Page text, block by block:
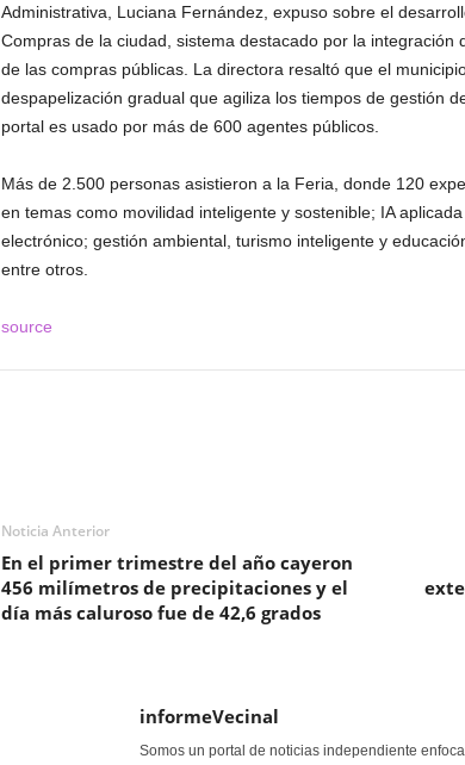
Administrativa, Luciana Fernández, expuso sobre el
Compras de la ciudad, sistema destacado por la integración
de las compras públicas. La directora resaltó que el
despapelización gradual que agiliza los tiempos de gestión
portal es usado por más de 600 agentes públicos.
Más de 2.500 personas asistieron a la Feria, donde 120
en temas como movilidad inteligente y sostenible; IA
electrónico; gestión ambiental, turismo inteligente y
entre otros.
source
Noticia Anterior
En el primer trimestre del año cayeron
456 milímetros de precipitaciones y el
día más caluroso fue de 42,6 grados
informeVecinal
Somos un portal de noticias independiente